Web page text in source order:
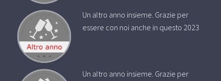
Un altro anno insieme. Grazie per
essere con noi anche in questo 2023
Un altro anno insieme. Grazie per